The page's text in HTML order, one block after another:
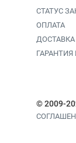
СТАТУС
ОПЛАТА
ДОСТАВКА
ГАРАНТИЯ
© 2009-